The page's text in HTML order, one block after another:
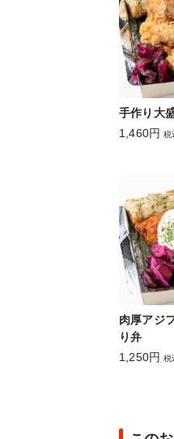
手作り大
1,460円 税
肉厚アジ
り弁
1,250円 税